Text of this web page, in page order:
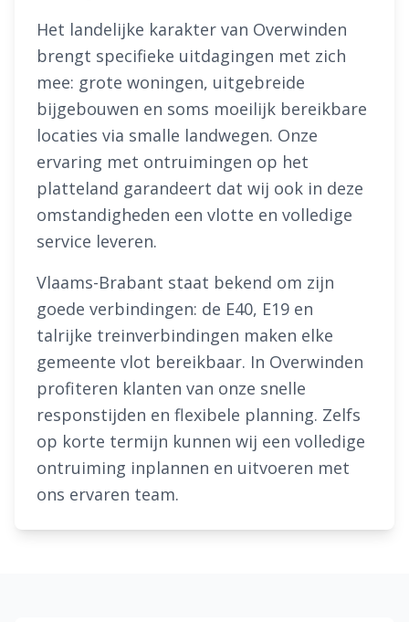
Het landelijke karakter van Overwinden
brengt specifieke uitdagingen met zich
mee: grote woningen, uitgebreide
bijgebouwen en soms moeilijk bereikbare
locaties via smalle landwegen. Onze
ervaring met ontruimingen op het
platteland garandeert dat wij ook in deze
omstandigheden een vlotte en volledige
service leveren.
Vlaams-Brabant staat bekend om zijn
goede verbindingen: de E40, E19 en
talrijke treinverbindingen maken elke
gemeente vlot bereikbaar. In Overwinden
profiteren klanten van onze snelle
responstijden en flexibele planning. Zelfs
op korte termijn kunnen wij een volledige
ontruiming inplannen en uitvoeren met
ons ervaren team.